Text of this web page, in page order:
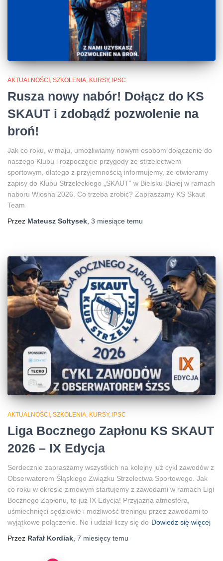
AKTUALNOŚCI, SZKOLENIA, KURSY, IPSC
Rusza nowy nabór! Dołącz do KS
SKAUT i zdobądź pozwolenie na
broń!
Jak co roku, w maju, umożliwiamy nowym osobom dołączenie do
naszego Klubu i rozpoczęcie przygody ze strzelectwem
sportowym, dlatego z przyjemnością informujemy, że otwieramy
zapisy do Klubu Strzeleckiego „SKAUT” w Bielsku-Białej w ramach
naboru Wiosna 2026. Co trzeba zrobić? Zapraszamy KS Skaut
Team
Przez Mateusz Sołtysek, 3 miesiące temu
AKTUALNOŚCI, SZKOLENIA, KURSY, IPSC
Liga Bocznego Zapłonu KS SKAUT
2026 – IX Edycja
Serdecznie zapraszamy wszystkich na kolejny już cykl zawodów z
Obserwatorem Śląskiego Związku Strzelectwa Sportowego. Jak
co roku w okresie zimowym startujemy z zawodami w ramach Ligi
Bocznego Zapłonu, to już IX Edycja! Przyjazna atmosfera,
uśmiechnięci sędziowie i możliwość treningu przez zawodami to
wyjątkowe połączenie. No i udział liczy się do Dowiedz się więcej
Przez Rafał Kordiak 7 miesięcy temu